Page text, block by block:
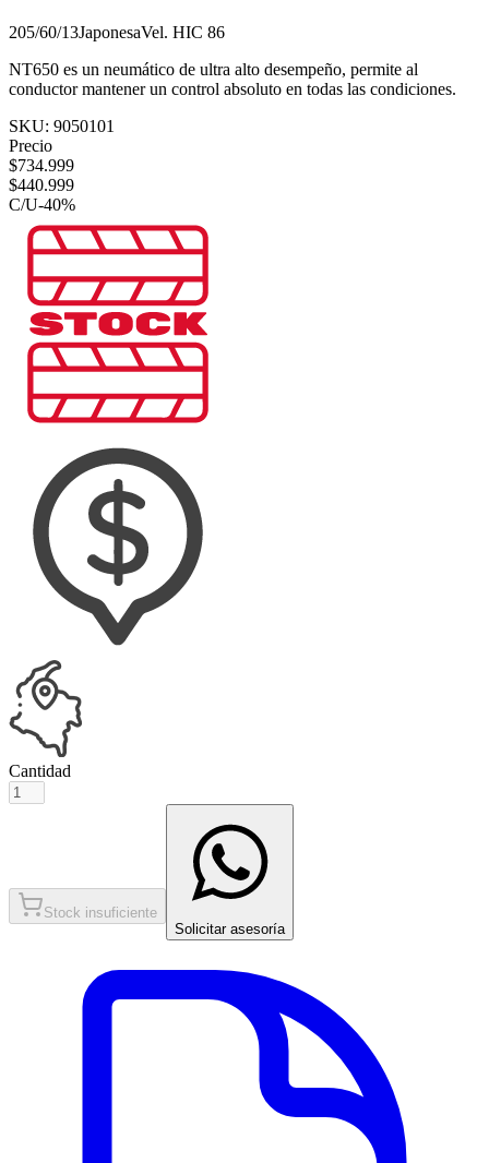
205/60/13JaponesaVel. HIC 86
NT650 es un neumático de ultra alto desempeño, permite al
conductor mantener un control absoluto en todas las condiciones.
SKU: 9050101
Precio
$734.999
$440.999
C/U-40%
Cantidad
Stock insuficiente
Solicitar asesoría